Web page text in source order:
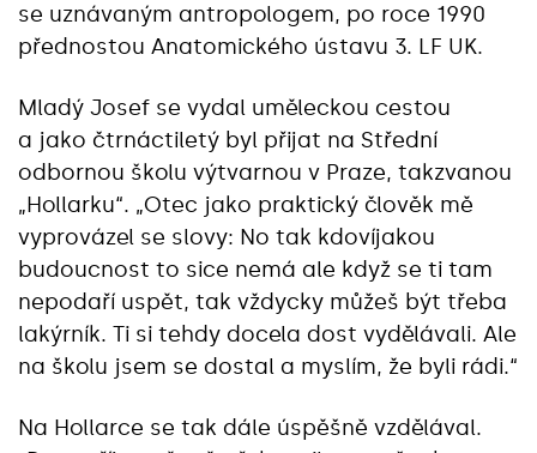
se uznávaným antropologem, po roce 1990
přednostou Anatomického ústavu 3. LF UK.
Mladý Josef se vydal uměleckou cestou
a jako čtrnáctiletý byl přijat na Střední
odbornou školu výtvarnou v Praze, takzvanou
„Hollarku“. „Otec jako praktický člověk mě
vyprovázel se slovy: No tak kdovíjakou
budoucnost to sice nemá ale když se ti tam
nepodaří uspět, tak vždycky můžeš být třeba
lakýrník. Ti si tehdy docela dost vydělávali. Ale
na školu jsem se dostal a myslím, že byli rádi.“
Na Hollarce se tak dále úspěšně vzdělával.